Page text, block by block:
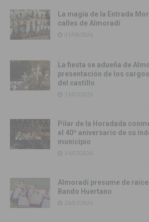
La magia de la Entrada
calles de Almoradí
01/08/2026
La fiesta se adueña de
presentación de los
del castillo
31/07/2026
Pilar de la Horadada
el 40º aniversario de su
municipio
31/07/2026
Almoradí presume de
Bando Huertano
26/07/2026